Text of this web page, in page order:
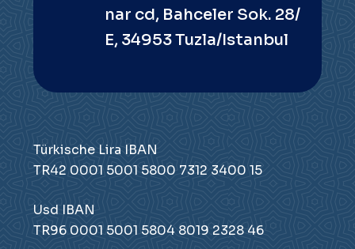
nar cd, Bahceler Sok. 28/
E, 34953 Tuzla/Istanbul
Türkische Lira IBAN
TR42 0001 5001 5800 7312 3400 15
Usd IBAN
TR96 0001 5001 5804 8019 2328 46